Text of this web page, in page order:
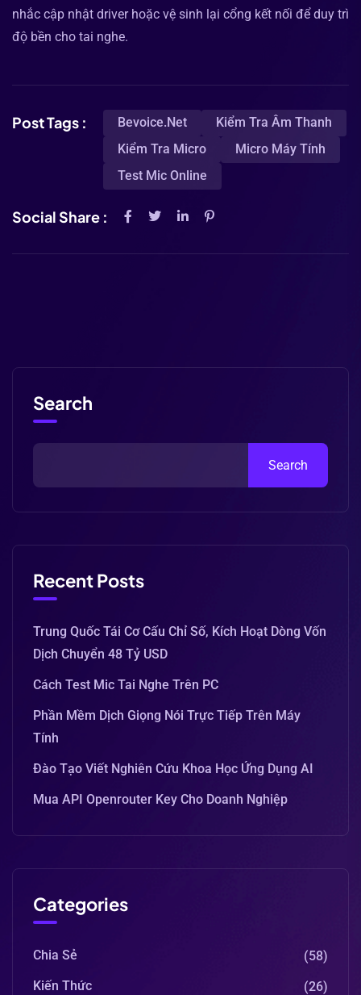
nhắc cập nhật driver hoặc vệ sinh lại cổng kết nối để duy trì
độ bền cho tai nghe.
Post Tags : Bevoice.net
Kiểm Tra Âm Thanh
Kiểm Tra Micro
Micro Máy Tính
Test Mic Online
Social Share :
Search
Search
Recent Posts
Trung Quốc Tái Cơ Cấu Chỉ Số, Kích Hoạt Dòng Vốn
Dịch Chuyển 48 Tỷ USD
Cách Test Mic Tai Nghe Trên PC
Phần Mềm Dịch Giọng Nói Trực Tiếp Trên Máy
Tính
Đào Tạo Viết Nghiên Cứu Khoa Học Ứng Dụng AI
Mua API Openrouter Key Cho Doanh Nghiệp
Categories
Chia Sẻ
(58)
Kiến Thức
(26)